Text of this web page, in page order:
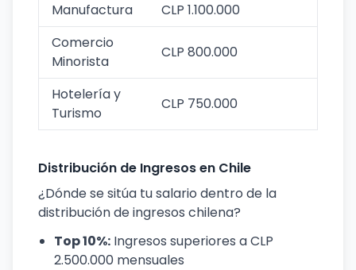
Manufactura
CLP 1.100.000
Comercio
Minorista
CLP 800.000
Hotelería y
Turismo
CLP 750.000
Distribución de Ingresos en Chile
¿Dónde se sitúa tu salario dentro de la
distribución de ingresos chilena?
Top 10%: Ingresos superiores a CLP
2.500.000 mensuales